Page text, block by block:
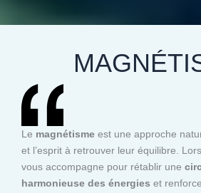
Le magnétisme est une approche
et l’esprit à retrouver leur équilibre.
vous accompagne pour rétablir une
harmonieuse des énergies et